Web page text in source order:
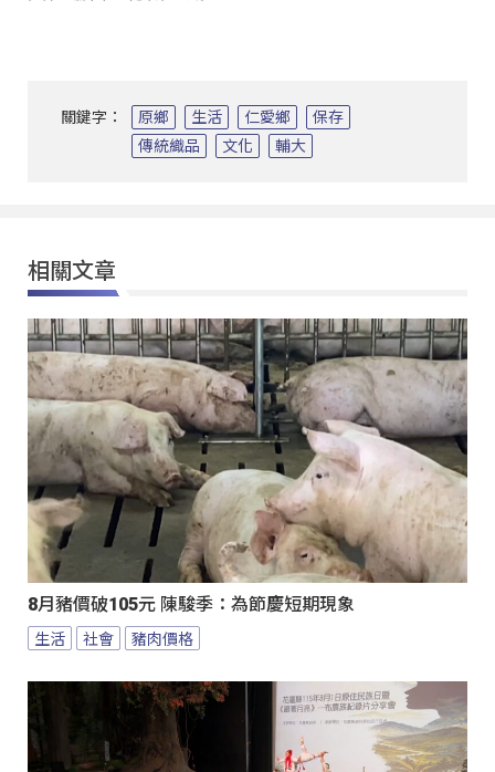
關鍵字： 原鄉 生活 仁愛鄉
保存
傳統織品
文化 輔大
相關文章
8月豬價破105元 陳駿季：為節慶短期現象
生活 社會 豬肉價格